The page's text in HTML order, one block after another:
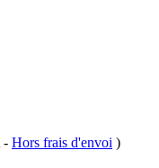
- Hors frais d'envoi )